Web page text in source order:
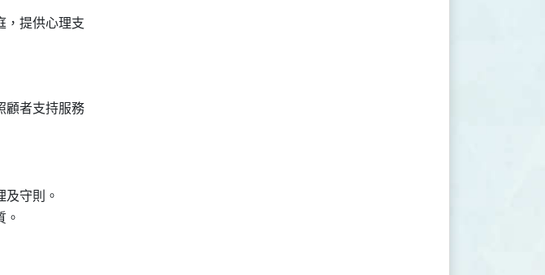
，提供心理支
顧者支持服務
守則。
。